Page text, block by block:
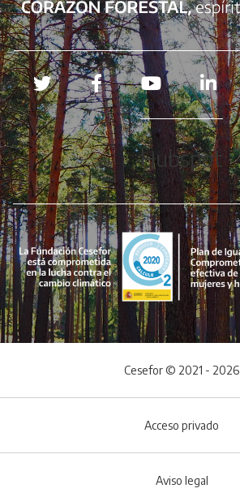
Redes sociales
Hubspot
Cesefor © 2021 - 2026
Acceso privado
Aviso legal